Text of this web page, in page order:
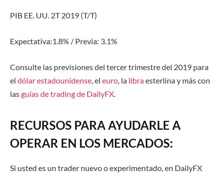
PIB EE. UU. 2T 2019 (T/T)
Expectativa:1.8% / Previa: 3.1%
Consulte las previsiones del tercer trimestre del 2019 para
el dólar estadounidense , el euro , la libraesterlina y más con
lasguías de trading de DailyFX
RECURSOS PARA AYUDARLE A
OPERAR EN LOS MERCADOS:
Si usted es un trader nuevo o experimentado, en DailyFX